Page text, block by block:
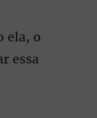
ela, o
essa